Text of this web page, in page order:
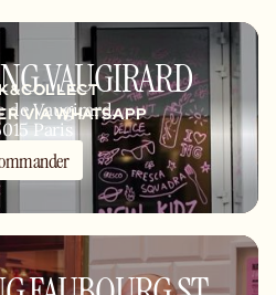
VIA WHATSAPP
VAUGIRARD
de Vaugirard,
Paris
KITCHEN